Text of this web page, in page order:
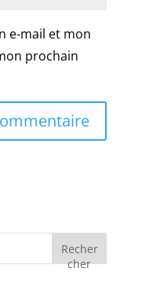
e-mail et mon
prochain
Recher
cher